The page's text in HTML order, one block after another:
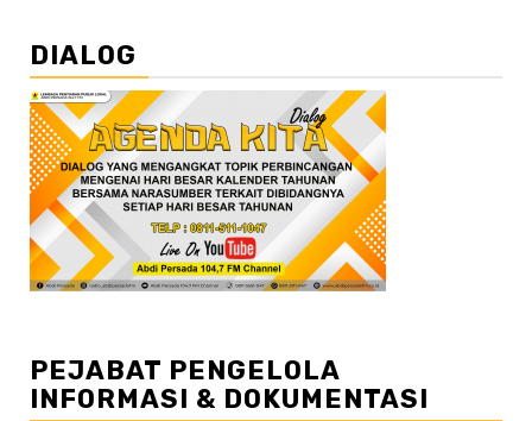
DIALOG
PEJABAT PENGELOLA
INFORMASI & DOKUMENTASI